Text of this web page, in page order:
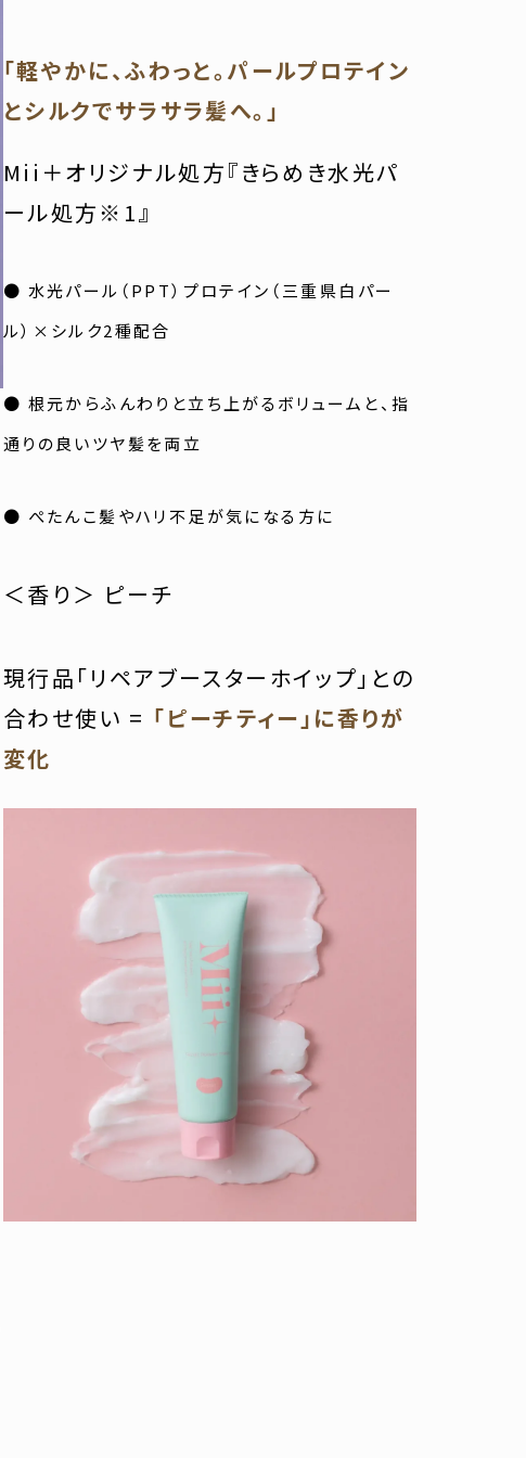
「軽やかに、ふわっと。パールプロテイン
とシルクでサラサラ髪へ。」
Mii＋オリジナル処方『きらめき水光パ
ール処方※1』
● 水光パール（PPT）プロテイン（三重県白パー
ル）×シルク2種配合
● 根元からふんわりと立ち上がるボリュームと、指
通りの良いツヤ髪を両立
● ぺたんこ髪やハリ不足が気になる方に
＜香り＞ ピーチ
現行品「リペアブースターホイップ」との
合わせ使い = 「ピーチティー」に香りが
変化